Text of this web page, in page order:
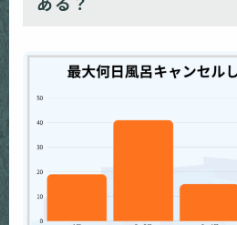
ある？